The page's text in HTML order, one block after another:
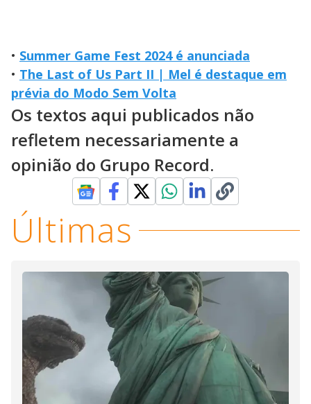
• Summer Game Fest 2024 é anunciada
• The Last of Us Part II | Mel é destaque em
prévia do Modo Sem Volta
Os textos aqui publicados não
refletem necessariamente a
opinião do Grupo Record.
Últimas